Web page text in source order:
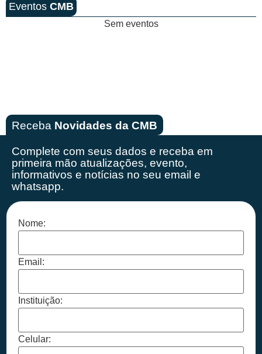
Eventos CMB
Sem eventos
Receba Novidades da CMB
Complete com seus dados e receba em
primeira mão atualizações, evento,
informativos e notícias no seu email e
whatsapp.
Nome:
Email:
Instituição:
Celular: